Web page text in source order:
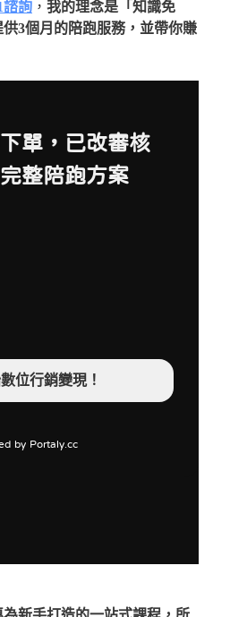
諮詢 ， 我的理念是「知識免
3個月的陪跑服務，並帶你賺